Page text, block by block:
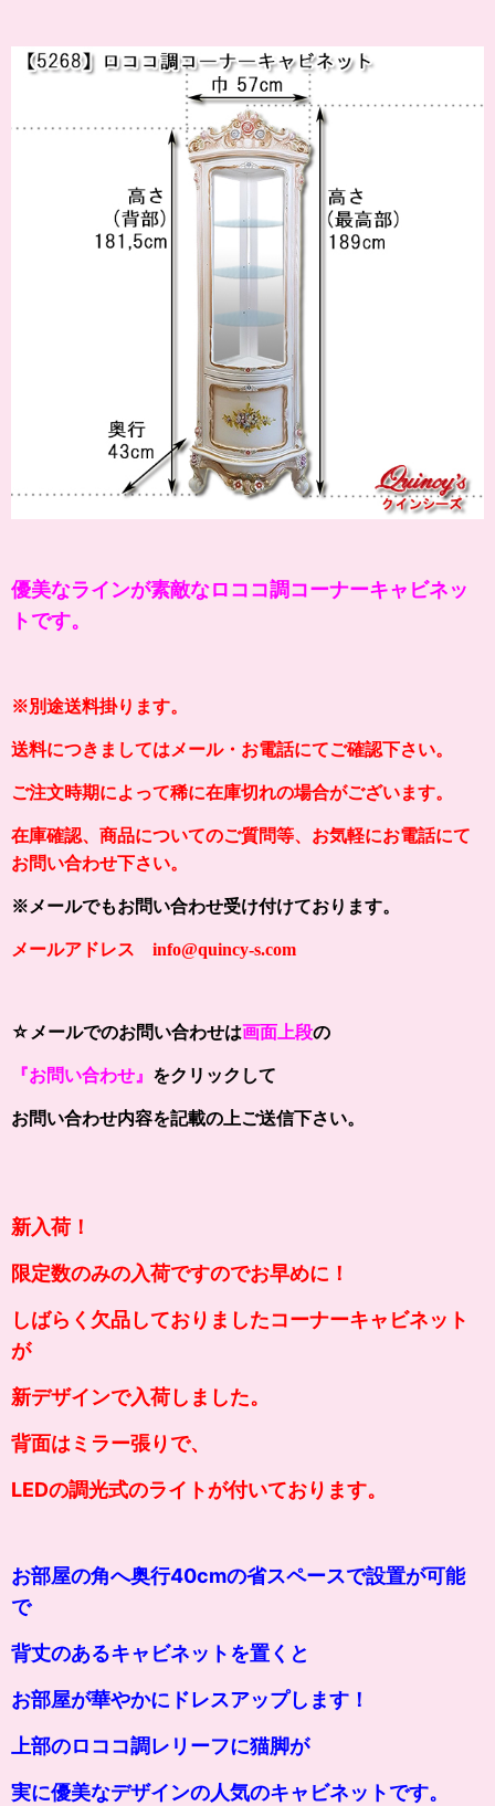
優美なラインが素敵なロココ調コーナーキャビネッ
トです。
※別途送料掛ります。
送料につきましてはメール・お電話にてご確認下さい。
ご注文時期によって稀に在庫切れの場合がございます。
在庫確認、商品についてのご質問等、お気軽にお電話にて
お問い合わせ下さい。
※メールでもお問い合わせ受け付けております。
メールアドレス info@quincy-s.com
☆メールでのお問い合わせは画面上段の
『お問い合わせ』 をクリックして
お問い合わせ内容を記載の上ご送信下さい。
新入荷！
限定数のみの入荷ですのでお早めに！
しばらく欠品しておりましたコーナーキャビネット
が
新デザインで入荷しました。
背面はミラー張りで、
LEDの調光式のライトが付いております。
お部屋の角へ奥行40cmの省スペースで設置が可能
で
背丈のあるキャビネットを置くと
お部屋が華やかにドレスアップします！
上部のロココ調レリーフに猫脚が
実に優美なデザインの人気のキャビネットです。